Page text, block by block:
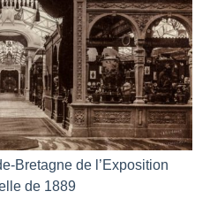
Bretagne de l’Exposition
de 1889